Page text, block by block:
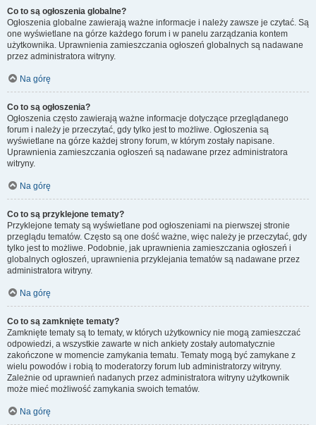
Co to są ogłoszenia globalne?
Ogłoszenia globalne zawierają ważne informacje i należy zawsze je czytać. Są
one wyświetlane na górze każdego forum i w panelu zarządzania kontem
użytkownika. Uprawnienia zamieszczania ogłoszeń globalnych są nadawane
przez administratora witryny.
Na górę
Co to są ogłoszenia?
Ogłoszenia często zawierają ważne informacje dotyczące przeglądanego
forum i należy je przeczytać, gdy tylko jest to możliwe. Ogłoszenia są
wyświetlane na górze każdej strony forum, w którym zostały napisane.
Uprawnienia zamieszczania ogłoszeń są nadawane przez administratora
witryny.
Na górę
Co to są przyklejone tematy?
Przyklejone tematy są wyświetlane pod ogłoszeniami na pierwszej stronie
przeglądu tematów. Często są one dość ważne, więc należy je przeczytać, gdy
tylko jest to możliwe. Podobnie, jak uprawnienia zamieszczania ogłoszeń i
globalnych ogłoszeń, uprawnienia przyklejania tematów są nadawane przez
administratora witryny.
Na górę
Co to są zamknięte tematy?
Zamknięte tematy są to tematy, w których użytkownicy nie mogą zamieszczać
odpowiedzi, a wszystkie zawarte w nich ankiety zostały automatycznie
zakończone w momencie zamykania tematu. Tematy mogą być zamykane z
wielu powodów i robią to moderatorzy forum lub administratorzy witryny.
Zależnie od uprawnień nadanych przez administratora witryny użytkownik
może mieć możliwość zamykania swoich tematów.
Na górę